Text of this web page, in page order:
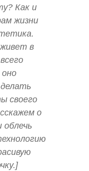
Как и
жизни
в
своего
о